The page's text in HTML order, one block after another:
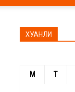
ХУАНЛИ
M T